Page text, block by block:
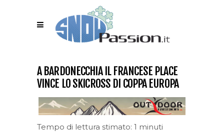
A BARDONECCHIA IL FRANCESE PLACE
VINCE LO SKICROSS DI COPPA EUROPA
Tempo di lettura stimato: 1 minuti